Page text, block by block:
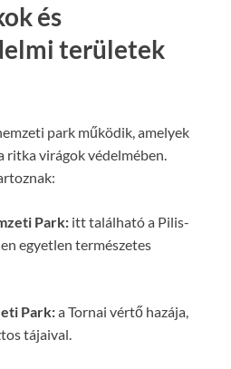
és
területek
park működik, amelyek
ritka virágok védelmében.
Park: itt található a Pilis-
egyetlen természetes
Park:a Tornai vértő hazája,
tájaival.